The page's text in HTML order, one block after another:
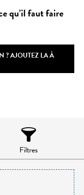
qu’il faut faire
? AJOUTEZ LA À
aux
Filtres